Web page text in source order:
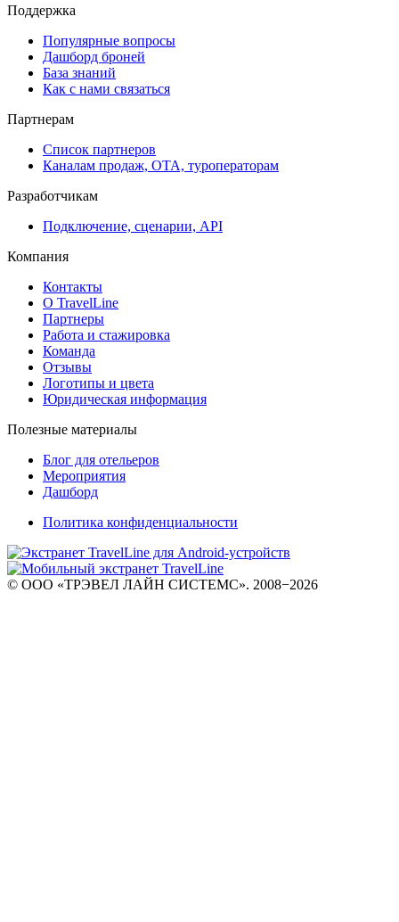
Поддержка
Популярные вопросы
Дашборд броней
База знаний
Как с нами связаться
Партнерам
Список партнеров
Каналам продаж, ОТА, туроператорам
Разработчикам
Подключение, сценарии, API
Компания
Контакты
О TravelLine
Партнеры
Работа и стажировка
Команда
Отзывы
Логотипы и цвета
Юридическая информация
Полезные материалы
Блог для отельеров
Мероприятия
Дашборд
Политика конфиденциальности
© ООО «ТРЭВЕЛ ЛАЙН СИСТЕМС». 2008−2026